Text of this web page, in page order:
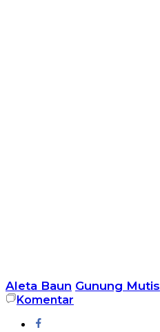
Aleta Baun Gunung Mutis
Komentar